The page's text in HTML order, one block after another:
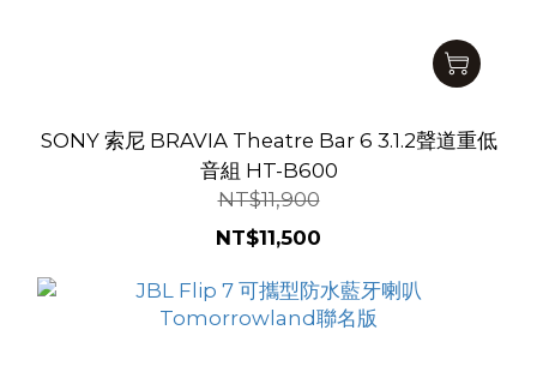
SONY 索尼 BRAVIA Theatre Bar 6 3.1.2聲道重低
音組 HT-B600
NT$11,900
NT$11,500